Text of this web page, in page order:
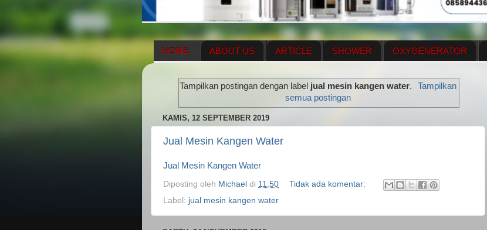
HOME ABOUT US ARTICLE SHOWER OXYGENERATOR
ENAGIC COMPENSATION PLAN MENUS
Tampilkan postingan dengan label jual mesin kangen water.
Tampilkan
semua postingan
KAMIS, 12 SEPTEMBER 2019
Jual Mesin Kangen Water
Jual Mesin Kangen Water
Diposting oleh Michael di 11.50
Tidak ada komentar:
Label: jual mesin kangen water